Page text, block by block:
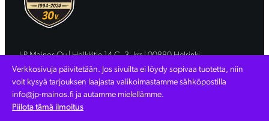
Verkkosivuja päivitetään. Jos sivuilta ei löydy sopivaa tuotetta, niin
voit kysyä tarjouksen laajasta valikoimastamme sähköpostilla
info@jp-mainos.fi ja autamme mielellämme.
Piilota tämä ilmoitus
J-P Mainos Oy | Holkkitie 14 C, 3. krs | 00880 Helsinki
Copyright (C) JP-Mainos Oy | 1710051-8 |Tietosuojaseloste
Verkkosivut: WebAula.fi